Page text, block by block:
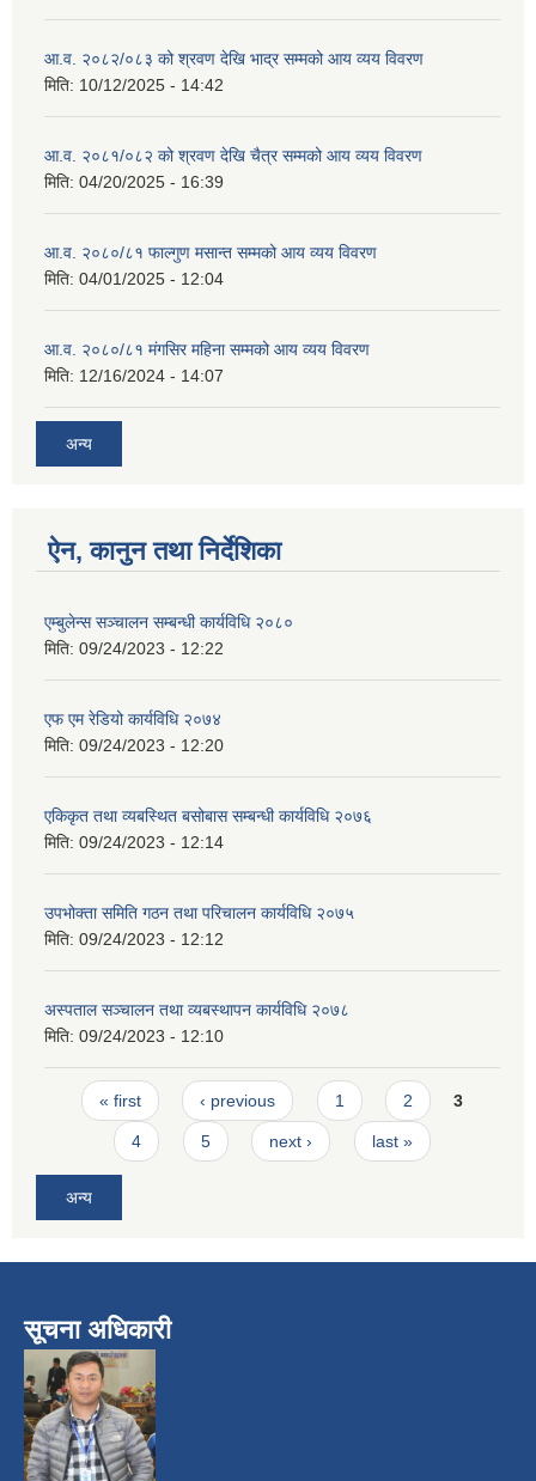
आ.व. २०८२/०८३ को श्रवण देखि भाद्र सम्मको आय व्यय विवरण
मिति: 10/12/2025 - 14:42
आ.व. २०८१/०८२ को श्रवण देखि चैत्र सम्मको आय व्यय विवरण
मिति: 04/20/2025 - 16:39
आ.व. २०८०/८१ फाल्गुण मसान्त सम्मको आय व्यय विवरण
मिति: 04/01/2025 - 12:04
आ.व. २०८०/८१ मंगसिर महिना सम्मको आय व्यय विवरण
मिति: 12/16/2024 - 14:07
अन्य
ऐन, कानुन तथा निर्देशिका
एम्बुलेन्स सञ्चालन सम्बन्धी कार्यविधि २०८०
मिति: 09/24/2023 - 12:22
एफ एम रेडियो कार्यविधि २०७४
मिति: 09/24/2023 - 12:20
एकिकृत तथा व्यबस्थित बसोबास सम्बन्धी कार्यविधि २०७६
मिति: 09/24/2023 - 12:14
उपभोक्ता समिति गठन तथा परिचालन कार्यविधि २०७५
मिति: 09/24/2023 - 12:12
अस्पताल सञ्चालन तथा व्यबस्थापन कार्यविधि २०७८
मिति: 09/24/2023 - 12:10
Pages
« first ‹ previous 1 2 3
4 5 next › last »
अन्य
सूचना अधिकारी